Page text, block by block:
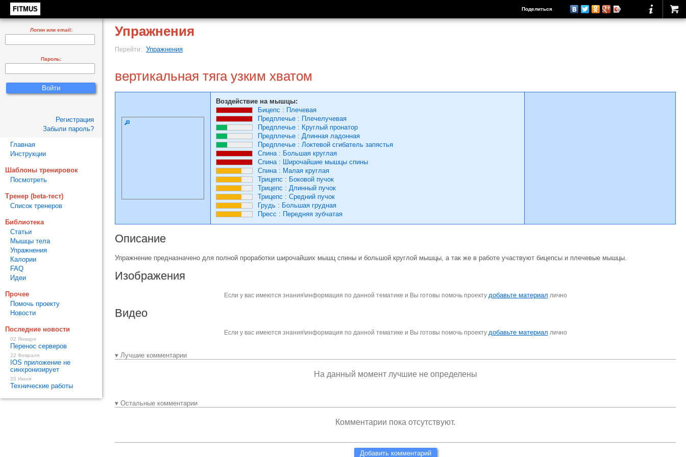
FITMUS Поделиться
Упражнения
Перейти: Упражнения
вертикальная тяга узким хватом
Воздействие на мышцы:
Бицепс : Плечевая
Предплечье : Плечелучевая
Предплечье : Круглый пронатор
Предплечье : Длинная ладонная
Предплечье : Локтевой сгибатель запястья
Спина: Большая круглая
Спина: Широчайшие мышцы спины
Спина: Малая круглая
Трицепс : Боковой пучок
Трицепс : Длинный пучок
Трицепс : Средний пучок
Грудь : Большая грудная
Пресс : Передняя зубчатая
Описание
Упражнение предназначено для полной проработки широчайших мышц спины и большой круглой мышцы, а так же в работе участвуют бицепсы и плечевые мышцы.
Изображения
Если у вас имеются знания\информация по данной тематике и Вы готовы помочь проекту добавьте материал лично
Видео
Если у вас имеются знания\информация по данной тематике и Вы готовы помочь проекту добавьте материал лично
▾ Лучшие комментарии
На данный момент лучшие не определены
▾ Остальные комментарии
Комментарии пока отсутствуют.
Добавить комментарий
Логин или email:
Пароль:
Регистрация
Забыли пароль?
Главная
Инструкции
Шаблоны тренировок
Посмотреть
Тренер (beta-тест)
Список тренеров
Библиотека
Статьи
Мышцы тела
Упражнения
Калории
FAQ
Идеи
Прочее
Помочь проекту
Новости
Последние новости
02 Января
Перенос серверов
22 Февраля
IOS приложение не
синхронизирует
20 Июня
Технические работы